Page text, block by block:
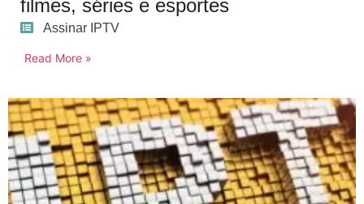
filmes, séries e esportes
Assinar IPTV
Read More »